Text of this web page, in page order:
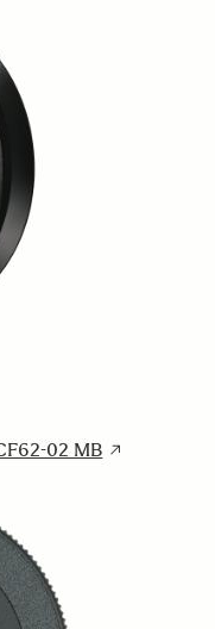
02 MB